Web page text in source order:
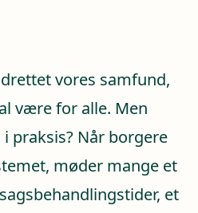
vores samfund,
være for alle. Men
praksis? Når borgere
møder mange et
et